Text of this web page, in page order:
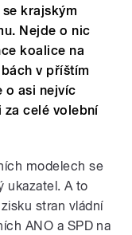
krajským
Nejde o nic
koalice na
v příštím
o asi nejvíc
celé volební
modelech se
ukazatel. A to
stran vládní
ANO a SPD na